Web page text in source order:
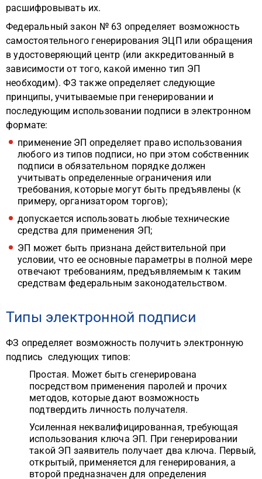
расшифровывать их.
Федеральный закон № 63 определяет возможность
самостоятельного генерирования ЭЦП или обращения
в удостоверяющий центр (или аккредитованный в
зависимости от того, какой именно тип ЭП
необходим). ФЗ также определяет следующие
принципы, учитываемые при генерировании и
последующим использовании подписи в электронном
формате:
применение ЭП определяет право использования
любого из типов подписи, но при этом собственник
подписи в обязательном порядке должен
учитывать определенные ограничения или
требования, которые могут быть предъявлены (к
примеру, организатором торгов);
допускается использовать любые технические
средства для применения ЭП;
ЭП может быть признана действительной при
условии, что ее основные параметры в полной мере
отвечают требованиям, предъявляемым к таким
средствам федеральным законодательством.
Типы электронной подписи
ФЗ определяет возможность получить электронную
подпись следующих типов:
Простая. Может быть сгенерирована
посредством применения паролей и прочих
методов, которые дают возможность
подтвердить личность получателя.
Усиленная неквалифицированная, требующая
использования ключа ЭП. При генерировании
такой ЭП заявитель получает два ключа. Первый,
открытый, применяется для генерирования, а
второй предназначен для определения